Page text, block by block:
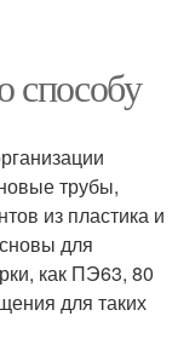
способу
трубы,
из пластика и
для
как ПЭ63, 80
для таких